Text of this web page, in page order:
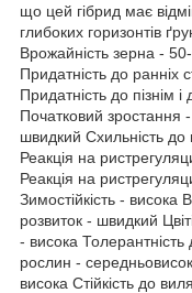
що цей гібрид має
глибоких горизонтів
Врожайність зерна -
Придатність до ранніх
Придатність до пізнім і
Початковий зростання
швидкий Схильність до
Реакція на
Реакція на
Зимостійкість - висока
розвиток - швидкий
- висока Толерантність
рослин -
висока Стійкість до